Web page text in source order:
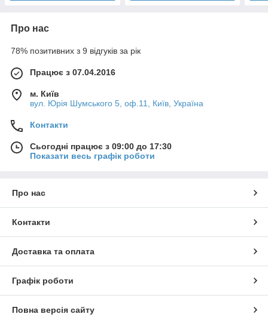
Про нас
78% позитивних з 9 відгуків за рік
Працює з 07.04.2016
м. Київ
вул. Юрія Шумського 5, оф.11, Київ, Україна
Контакти
Сьогодні працює з 09:00 до 17:30
Показати весь графік роботи
Про нас
Контакти
Доставка та оплата
Графік роботи
Повна версія сайту